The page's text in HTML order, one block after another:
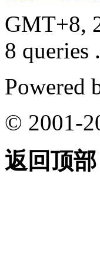
GMT+8,
8 queries .
Powered
© 2001-
返回顶部